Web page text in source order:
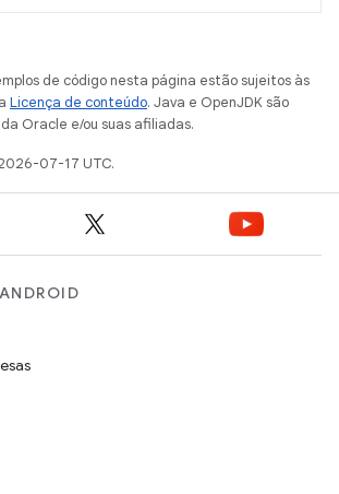
de código nesta página estão sujeitos às
Licença de conteúdo. Java e OpenJDK são
Oracle e/ou suas afiliadas.
07-17 UTC.